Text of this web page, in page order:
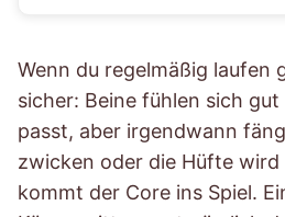
Wenn du regelmäßig laufen
sicher: Beine fühlen sich gut
passt, aber irgendwann
zwicken oder die Hüfte wird
kommt der Core ins Spiel.